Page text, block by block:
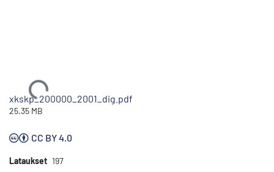
Ladataan...
xkskp_200000_2001_dig.pdf
25.35 MB
CC BY 4.0
Lataukset 197